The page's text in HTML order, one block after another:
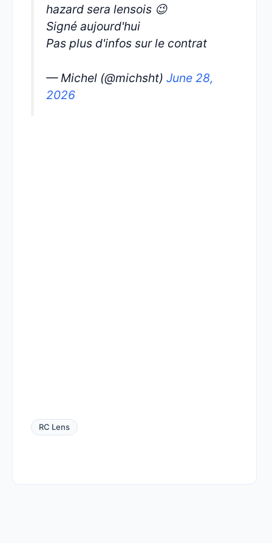
hazard sera lensois 😉
Signé aujourd'hui
Pas plus d'infos sur le contrat
— Michel (@michsht) June 28,
2026
RC Lens